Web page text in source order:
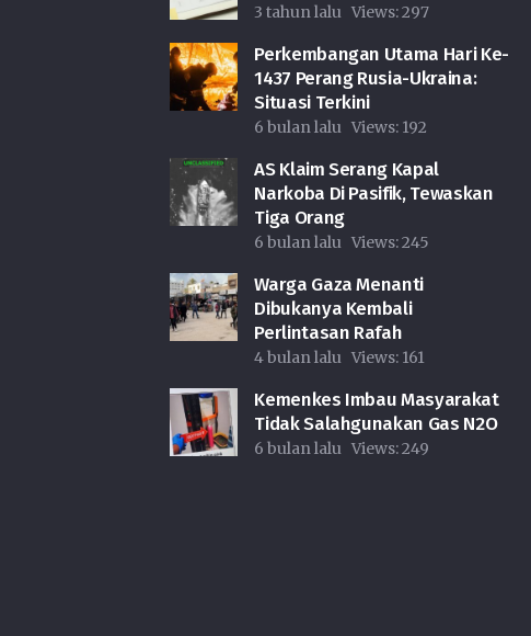
3 tahun lalu Views:297
Perkembangan Utama Hari Ke-
1437 Perang Rusia-Ukraina:
Situasi Terkini
6 bulan lalu Views: 192
AS Klaim Serang Kapal
Narkoba Di Pasifik, Tewaskan
Tiga Orang
6 bulan lalu Views:245
Warga Gaza Menanti
Dibukanya Kembali
Perlintasan Rafah
4 bulan lalu Views: 161
Kemenkes Imbau Masyarakat
Tidak Salahgunakan Gas N2O
6 bulan lalu Views:249